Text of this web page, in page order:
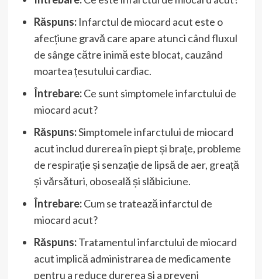
Răspuns:Infarctul de miocard acut este o
afecțiune gravă care apare atunci când fluxul
de sânge către inimă este blocat, cauzând
moartea țesutului cardiac.
Întrebare:Ce sunt simptomele infarctului de
miocard acut?
Răspuns:Simptomele infarctului de miocard
acut includ durerea în piept și brațe, probleme
de respirație și senzație de lipsă de aer, greață
și vărsături, oboseală și slăbiciune.
Întrebare:Cum se tratează infarctul de
miocard acut?
Răspuns:Tratamentul infarctului de miocard
acut implică administrarea de medicamente
pentru a reduce durerea și a preveni